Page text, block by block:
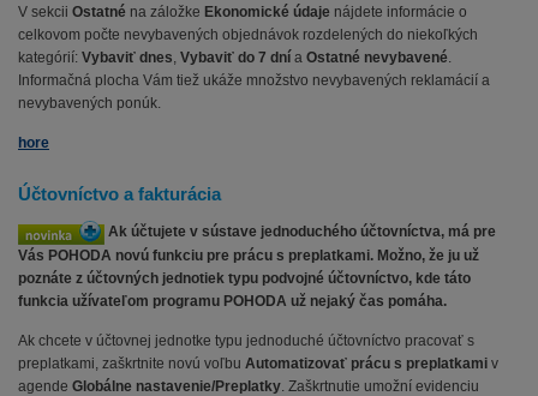
V sekcii Ostatné na záložke Ekonomické údaje nájdete informácie o
celkovom počte nevybavených objednávok rozdelených do niekoľkých
kategórií: Vybaviť dnes, Vybaviť do 7 dní a Ostatné nevybavené.
Informačná plocha Vám tiež ukáže množstvo nevybavených reklamácií a
nevybavených ponúk.
hore
Účtovníctvo a fakturácia
Ak účtujete v sústave jednoduchého účtovníctva, má pre
Vás POHODA novú funkciu pre prácu s preplatkami. Možno, že ju už
poznáte z účtovných jednotiek typu podvojné účtovníctvo, kde táto
funkcia užívateľom programu POHODA už nejaký čas pomáha.
Ak chcete v účtovnej jednotke typu jednoduché účtovníctvo pracovať s
preplatkami, zaškrtnite novú voľbu Automatizovať prácu s preplatkami v
agende Globálne nastavenie/Preplatky. Zaškrtnutie umožní evidenciu